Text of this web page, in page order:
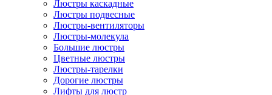
Люстры каскадные
Люстры подвесные
Люстры-вентиляторы
Люстры-молекула
Большие люстры
Цветные люстры
Люстры-тарелки
Дорогие люстры
Лифты для люстр